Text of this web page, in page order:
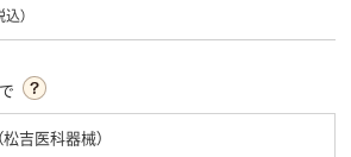
込）
吉医科器械）